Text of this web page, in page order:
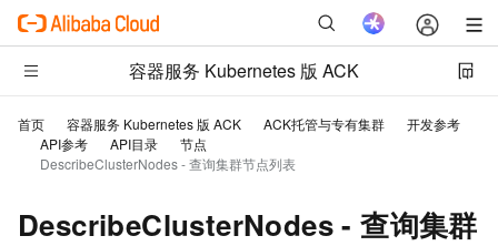
容器服务 Kubernetes 版 ACK
首页 容器服务 Kubernetes 版 ACK ACK托管与专有集群
开发参考
API参考
API目录
节点
DescribeClusterNodes - 查询集群节点列表
DescribeClusterNodes - 查询集群